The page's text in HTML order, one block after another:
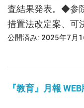
査結果発表。◆参
措置法改定案、可
公開済み: 2025年7月
『教育』月報